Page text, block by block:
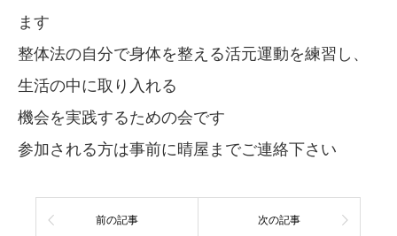
ます
整体法の自分で身体を整える活元運動を練習し、
生活の中に取り入れる
機会を実践するための会です
参加される方は事前に晴屋までご連絡下さい
前の記事 次の記事